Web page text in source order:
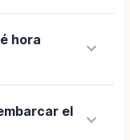
hora
keyboard_arrow_down
el
keyboard_arrow_down